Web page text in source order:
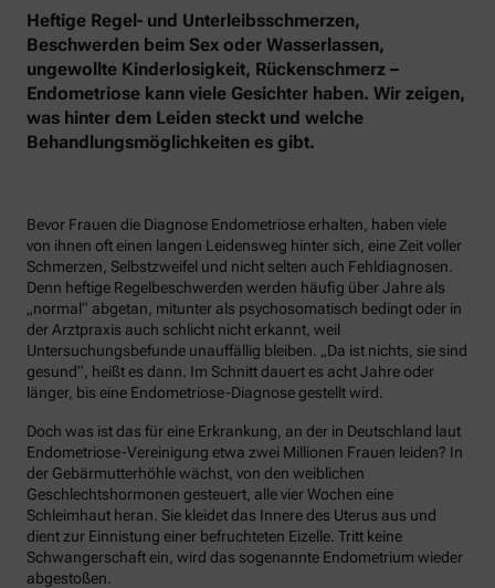
Heftige Regel- und Unterleibsschmerzen,
Beschwerden beim Sex oder Wasserlassen,
ungewollte Kinderlosigkeit, Rückenschmerz –
Endometriose kann viele Gesichter haben. Wir zeigen,
was hinter dem Leiden steckt und welche
Behandlungsmöglichkeiten es gibt.
Bevor Frauen die Diagnose Endometriose erhalten, haben viele
von ihnen oft einen langen Leidensweg hinter sich, eine Zeit voller
Schmerzen, Selbstzweifel und nicht selten auch Fehldiagnosen.
Denn heftige Regelbeschwerden werden häufig über Jahre als
„normal“ abgetan, mitunter als psychosomatisch bedingt oder in
der Arztpraxis auch schlicht nicht erkannt, weil
Untersuchungsbefunde unauffällig bleiben. „Da ist nichts, sie sind
gesund“, heißt es dann. Im Schnitt dauert es acht Jahre oder
länger, bis eine Endometriose-Diagnose gestellt wird.
Doch was ist das für eine Erkrankung, an der in Deutschland laut
Endometriose-Vereinigung etwa zwei Millionen Frauen leiden? In
der Gebärmutterhöhle wächst, von den weiblichen
Geschlechtshormonen gesteuert, alle vier Wochen eine
Schleimhaut heran. Sie kleidet das Innere des Uterus aus und
dient zur Einnistung einer befruchteten Eizelle. Tritt keine
Schwangerschaft ein, wird das sogenannte Endometrium wieder
abgestoßen.